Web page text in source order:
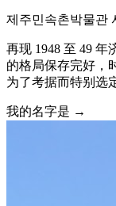
제주민속촌박물관
再现 1948 至 49
的格局保存完好，
为了考据而特别选
我的名字是 →